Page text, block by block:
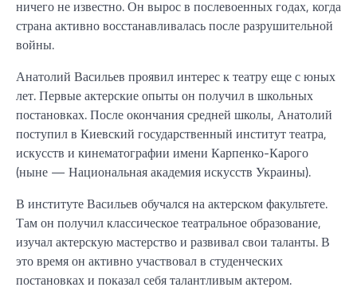
ничего не известно. Он вырос в послевоенных годах, когда
страна активно восстанавливалась после разрушительной
войны.
Анатолий Васильев проявил интерес к театру еще с юных
лет. Первые актерские опыты он получил в школьных
постановках. После окончания средней школы, Анатолий
поступил в Киевский государственный институт театра,
искусств и кинематографии имени Карпенко-Карого
(ныне — Национальная академия искусств Украины).
В институте Васильев обучался на актерском факультете.
Там он получил классическое театральное образование,
изучал актерскую мастерство и развивал свои таланты. В
это время он активно участвовал в студенческих
постановках и показал себя талантливым актером.